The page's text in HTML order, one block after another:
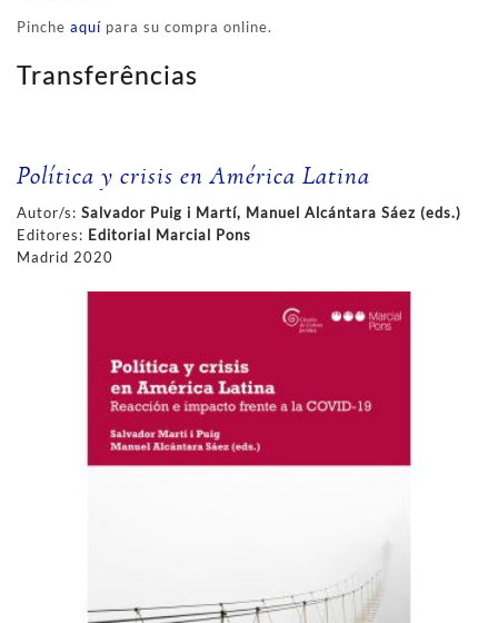
Pinche aquí para su compra online.
Transferências
Política y crisis en América Latina
Autor/s: Salvador Puig i Martí, Manuel Alcántara Sáez (eds.)
Editores: Editorial Marcial Pons
Madrid 2020